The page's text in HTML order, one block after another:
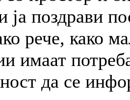
ја поздрави
рече, како
имаат
да се